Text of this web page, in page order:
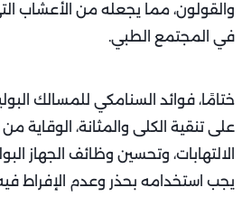
والقولون، مما يجعله من الأعشاب
في المجتمع الطبي.
ختامًا، فوائد السنامكي للمسالك
على تنقية الكلى والمثانة، الوقاية
الالتهابات، وتحسين وظائف الجهاز
يجب استخدامه بحذر وعدم الإفراط فيه